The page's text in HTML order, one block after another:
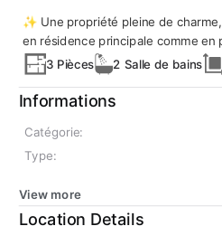
✨ Une propriété pleine de
en résidence principale comme en
3 Pièces
2 Salle de bains
Informations
Catégorie:
Type:
View more
Location Details